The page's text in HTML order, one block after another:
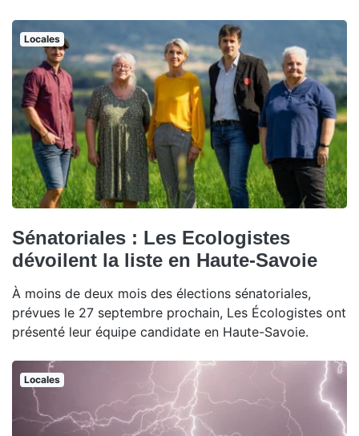
Locales
Sénatoriales : Les Ecologistes
dévoilent la liste en Haute-Savoie
À moins de deux mois des élections sénatoriales,
prévues le 27 septembre prochain, Les Écologistes ont
présenté leur équipe candidate en Haute-Savoie.
Locales